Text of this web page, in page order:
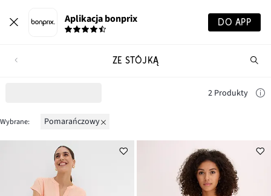
Aplikacja bonprix DO APP
ZE STÓJKĄ
2 Produkty
Wybrane: pomarańczowy